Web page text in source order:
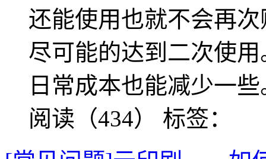
还能使用也就不会再
尽可能的达到二次使
日常成本也能减少一些
阅读（434） 标签：